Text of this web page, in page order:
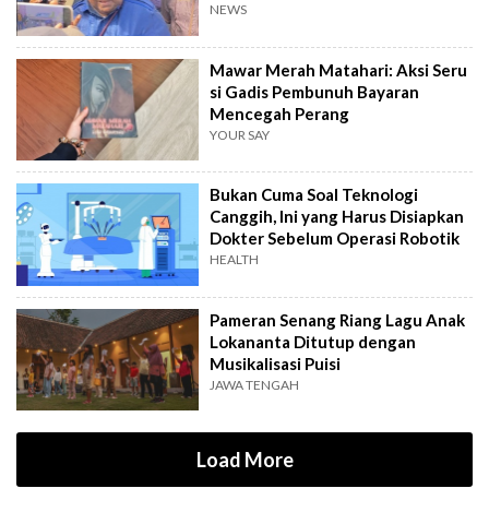
NEWS
Mawar Merah Matahari: Aksi Seru
si Gadis Pembunuh Bayaran
Mencegah Perang
YOUR SAY
Bukan Cuma Soal Teknologi
Canggih, Ini yang Harus Disiapkan
Dokter Sebelum Operasi Robotik
HEALTH
Pameran Senang Riang Lagu Anak
Lokananta Ditutup dengan
Musikalisasi Puisi
JAWA TENGAH
Load More